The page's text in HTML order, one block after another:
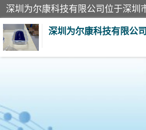
深圳为尔康科技有限公司
模拟器